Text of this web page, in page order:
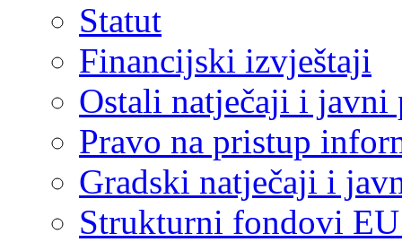
Statut
Financijski izvještaji
Ostali natječaji i javni
Pravo na pristup
Gradski natječaji i
Strukturni fondovi